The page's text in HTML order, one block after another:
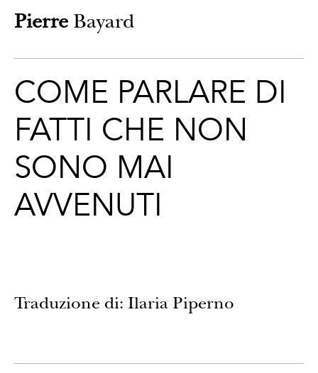
PierreBayard
COME PARLARE DI
FATTI CHE NON
SONO MAI
AVVENUTI
Traduzione di: Ilaria Piperno